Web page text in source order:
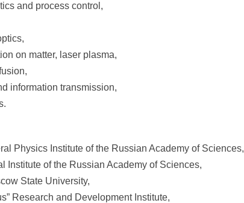
and process control,
on matter, laser plasma,
information transmission,
Physics Institute of the Russian Academy of Sciences,
Institute of the Russian Academy of Sciences,
State University,
Research and Development Institute,